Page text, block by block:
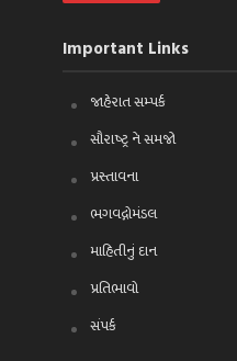
Important Links
જાહેરાત સમ્પર્ક
સૌરાષ્ટ્ર ને સમજો
પ્રસ્તાવના
ભગવદ્ગોમંડલ
માહિતીનું દાન
પ્રતિભાવો
સંપર્ક